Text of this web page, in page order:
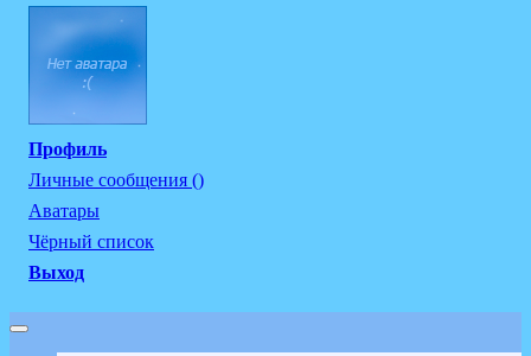
Профиль
Личные сообщения ()
Аватары
Чёрный список
Выход